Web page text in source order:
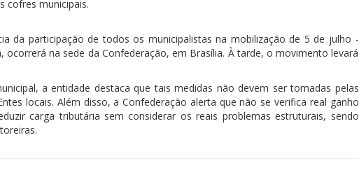
cofres municipais.
da participação de todos os municipalistas na mobilização de 5 de julho -
na sede da Confederação, em Brasília. À tarde, o movimento levará
a entidade destaca que tais medidas não devem ser tomadas pelas
locais. Além disso, a Confederação alerta que não se verifica real ganho
carga tributária sem considerar os reais problemas estruturais, sendo